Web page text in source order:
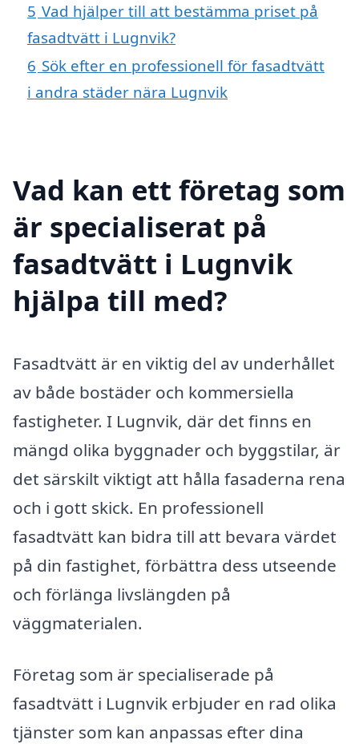
5 Vad hjälper till att bestämma priset på
fasadtvätt i Lugnvik?
6 Sök efter en professionell för fasadtvätt
i andra städer nära Lugnvik
Vad kan ett företag som
är specialiserat på
fasadtvätt i Lugnvik
hjälpa till med?
Fasadtvätt är en viktig del av underhållet
av både bostäder och kommersiella
fastigheter. I Lugnvik, där det finns en
mängd olika byggnader och byggstilar, är
det särskilt viktigt att hålla fasaderna rena
och i gott skick. En professionell
fasadtvätt kan bidra till att bevara värdet
på din fastighet, förbättra dess utseende
och förlänga livslängden på
väggmaterialen.
Företag som är specialiserade på
fasadtvätt i Lugnvik erbjuder en rad olika
tjänster som kan anpassas efter dina